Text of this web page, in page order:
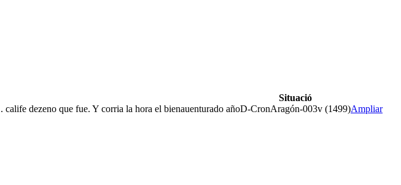
Situació
dezeno que fue. Y corria la hora el bienauenturado añoD-CronAragón-003v (1499)Ampliar